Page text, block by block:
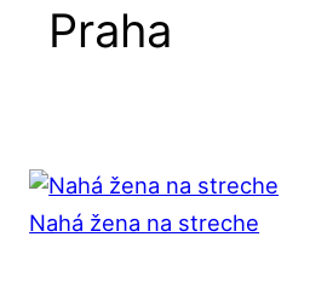
Praha
Nahá žena na streche